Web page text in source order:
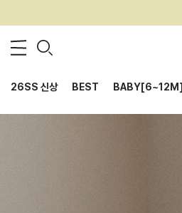
26SS 신상 BEST BABY[6~12M]